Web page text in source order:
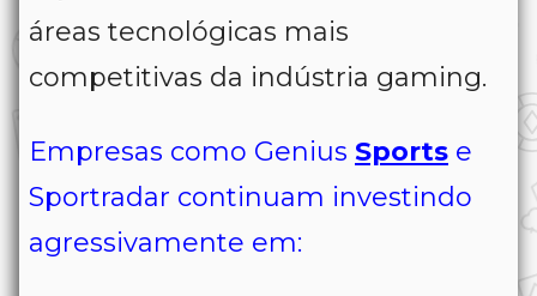
áreas tecnológicas mais
competitivas da indústria gaming.
Empresas como Genius Sports e
Sportradar continuam investindo
agressivamente em: